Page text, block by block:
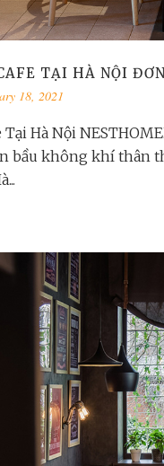
TẠI HÀ NỘI
18, 2021
Tại Hà Nội
bầu không khí thân